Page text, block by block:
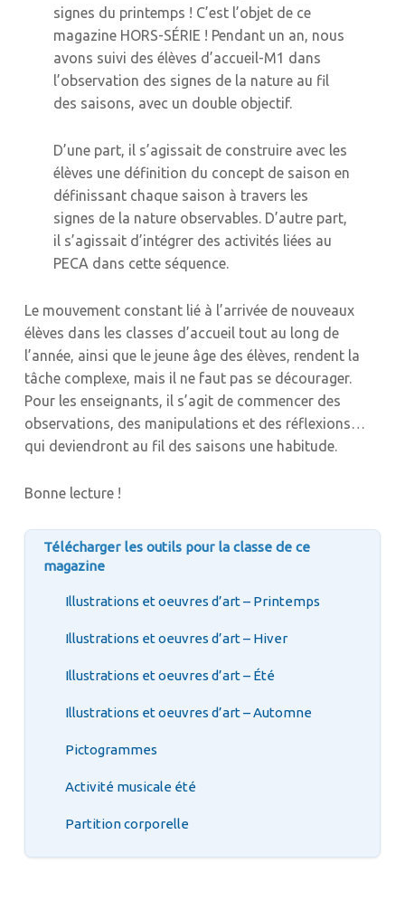
signes du printemps ! C’est l’objet de ce
magazine HORS-SÉRIE ! Pendant un an, nous
avons suivi des élèves d’accueil-M1 dans
l’observation des signes de la nature au fil
des saisons, avec un double objectif.
D’une part, il s’agissait de construire avec les
élèves une définition du concept de saison en
définissant chaque saison à travers les
signes de la nature observables. D’autre part,
il s’agissait d’intégrer des activités liées au
PECA dans cette séquence.
Le mouvement constant lié à l’arrivée de nouveaux
élèves dans les classes d’accueil tout au long de
l’année, ainsi que le jeune âge des élèves, rendent la
tâche complexe, mais il ne faut pas se décourager.
Pour les enseignants, il s’agit de commencer des
observations, des manipulations et des réflexions…
qui deviendront au fil des saisons une habitude.
Bonne lecture !
Télécharger les outils pour la classe de ce
magazine
Illustrations et oeuvres d’art – Printemps
Illustrations et oeuvres d’art – Hiver
Illustrations et oeuvres d’art – Été
Illustrations et oeuvres d’art – Automne
Pictogrammes
Activité musicale été
Partition corporelle